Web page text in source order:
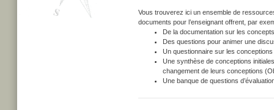
Vous trouverez ici un ensemble de
documents pour l’enseignant offrent, par
De la documentation sur les
Des questions pour animer une
Un questionnaire sur les
Une synthèse de conceptions
changement de leurs conceptions
Une banque de questions